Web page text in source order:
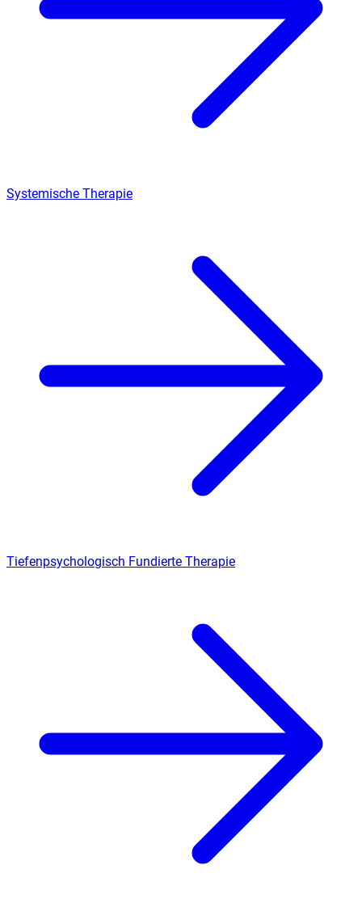
Systemische Therapie
Tiefenpsychologisch Fundierte Therapie